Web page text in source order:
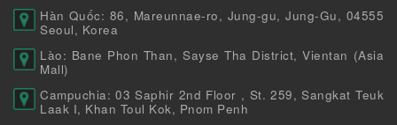
Hàn Quốc: 86, Mareunnae-ro, Jung-gu, Jung-Gu, 04555
Seoul, Korea
Lào: Bane Phon Than, Sayse Tha District, Vientan (Asia
Mall)
Campuchia: 03 Saphir 2nd Floor , St. 259, Sangkat Teuk
Laak I, Khan Toul Kok, Pnom Penh